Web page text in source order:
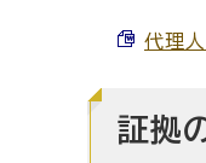
代理
証拠